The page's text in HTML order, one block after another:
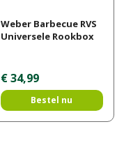
Weber Barbecue RVS
Universele Rookbox
€ 34,99
Bestel nu